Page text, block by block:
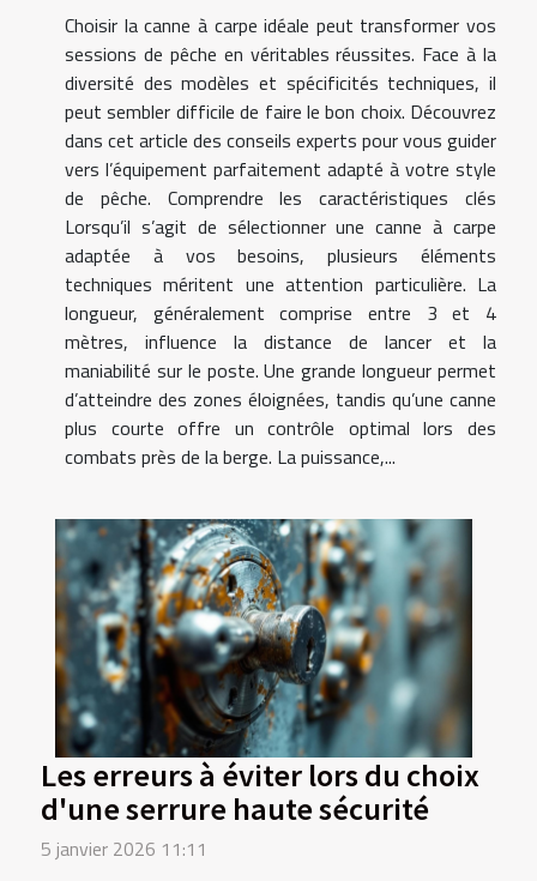
Choisir la canne à carpe idéale peut transformer vos
sessions de pêche en véritables réussites. Face à la
diversité des modèles et spécificités techniques, il
peut sembler difficile de faire le bon choix. Découvrez
dans cet article des conseils experts pour vous guider
vers l’équipement parfaitement adapté à votre style
de pêche. Comprendre les caractéristiques clés
Lorsqu’il s’agit de sélectionner une canne à carpe
adaptée à vos besoins, plusieurs éléments
techniques méritent une attention particulière. La
longueur, généralement comprise entre 3 et 4
mètres, influence la distance de lancer et la
maniabilité sur le poste. Une grande longueur permet
d’atteindre des zones éloignées, tandis qu’une canne
plus courte offre un contrôle optimal lors des
combats près de la berge. La puissance,...
Les erreurs à éviter lors du choix
d'une serrure haute sécurité
5 janvier 2026 11:11